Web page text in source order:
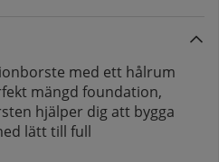
med ett hålrum
mängd foundation,
hjälper dig att bygga
lätt till full